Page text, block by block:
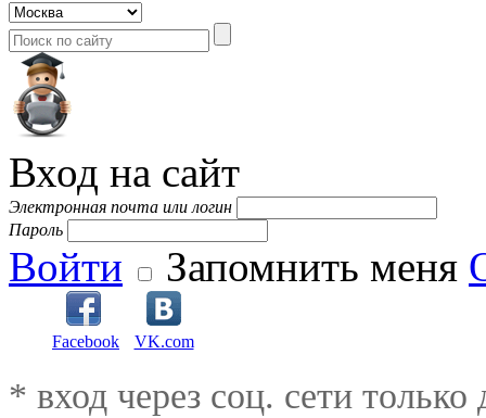
Вход на сайт
Электронная почта или логин
Пароль
Войти Запомнить меня
Facebook VK.com
* вход через соц. сети